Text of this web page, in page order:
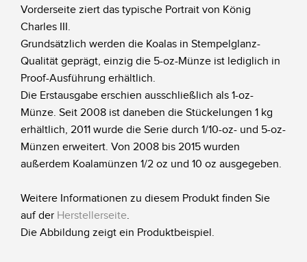
Vorderseite ziert das typische Portrait von König
Charles III.
Grundsätzlich werden die Koalas in Stempelglanz-
Qualität geprägt, einzig die 5-oz-Münze ist lediglich in
Proof-Ausführung erhältlich.
Die Erstausgabe erschien ausschließlich als 1-oz-
Münze. Seit 2008 ist daneben die Stückelungen 1 kg
erhältlich, 2011 wurde die Serie durch 1/10-oz- und 5-oz-
Münzen erweitert. Von 2008 bis 2015 wurden
außerdem Koalamünzen 1/2 oz und 10 oz ausgegeben.
Weitere Informationen zu diesem Produkt finden Sie
auf der Herstellerseite.
Die Abbildung zeigt ein Produktbeispiel.